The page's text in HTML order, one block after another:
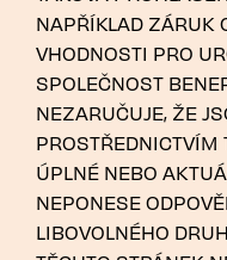
NAPŘÍKLAD ZÁRUK
VHODNOSTI PRO
SPOLEČNOST
NEZARUČUJE, ŽE
PROSTŘEDNICTVÍM
ÚPLNÉ NEBO
NEPONESE
LIBOVOLNÉHO